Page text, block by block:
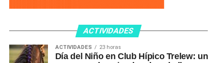
ACTIVIDADES
ACTIVIDADES 23 horas
Día del Niño en Club Hípico Trelew: un